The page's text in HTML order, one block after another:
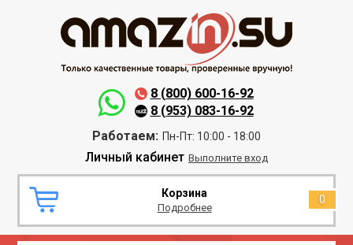
8 (800) 600-16-92
8 (953) 083-16-92
Работаем: Пн-Пт: 10:00 - 18:00
Личный кабинет Выполните вход
Корзина
Подробнее
0